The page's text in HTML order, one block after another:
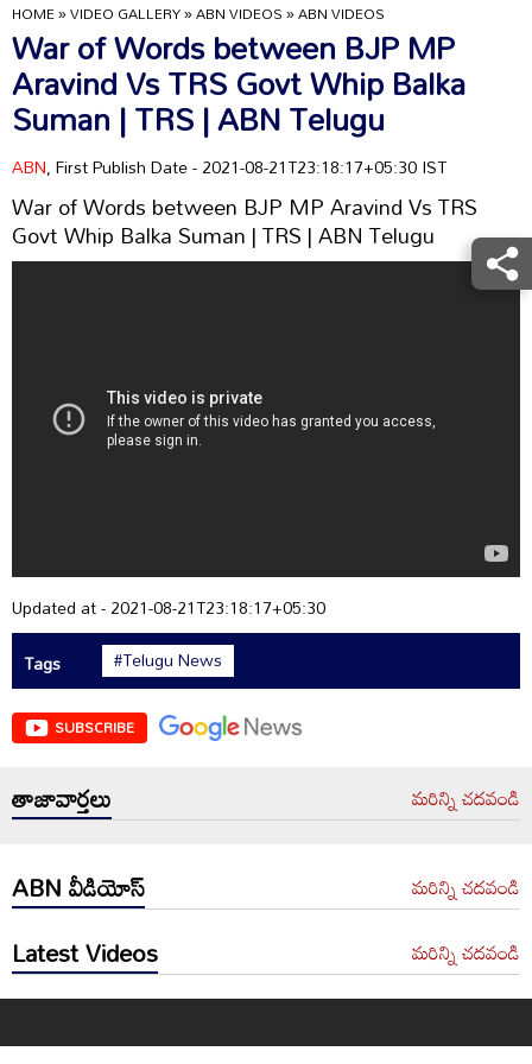
HOME»VIDEO GALLERY»ABN VIDEOS»ABN VIDEOS
War of Words between BJP MP
Aravind Vs TRS Govt Whip Balka
Suman | TRS | ABN Telugu
ABN, First Publish Date - 2021-08-21T23:18:17+05:30 IST
War of Words between BJP MP Aravind Vs TRS
Govt Whip Balka Suman | TRS | ABN Telugu
Updated at - 2021-08-21T23:18:17+05:30
Tags
#Telugu News
SUBSCRIBE
తాజావార్తలు మరిన్ని చదవండి
ABN వీడియోస్ మరిన్ని చదవండి
Latest Videos మరిన్ని చదవండి